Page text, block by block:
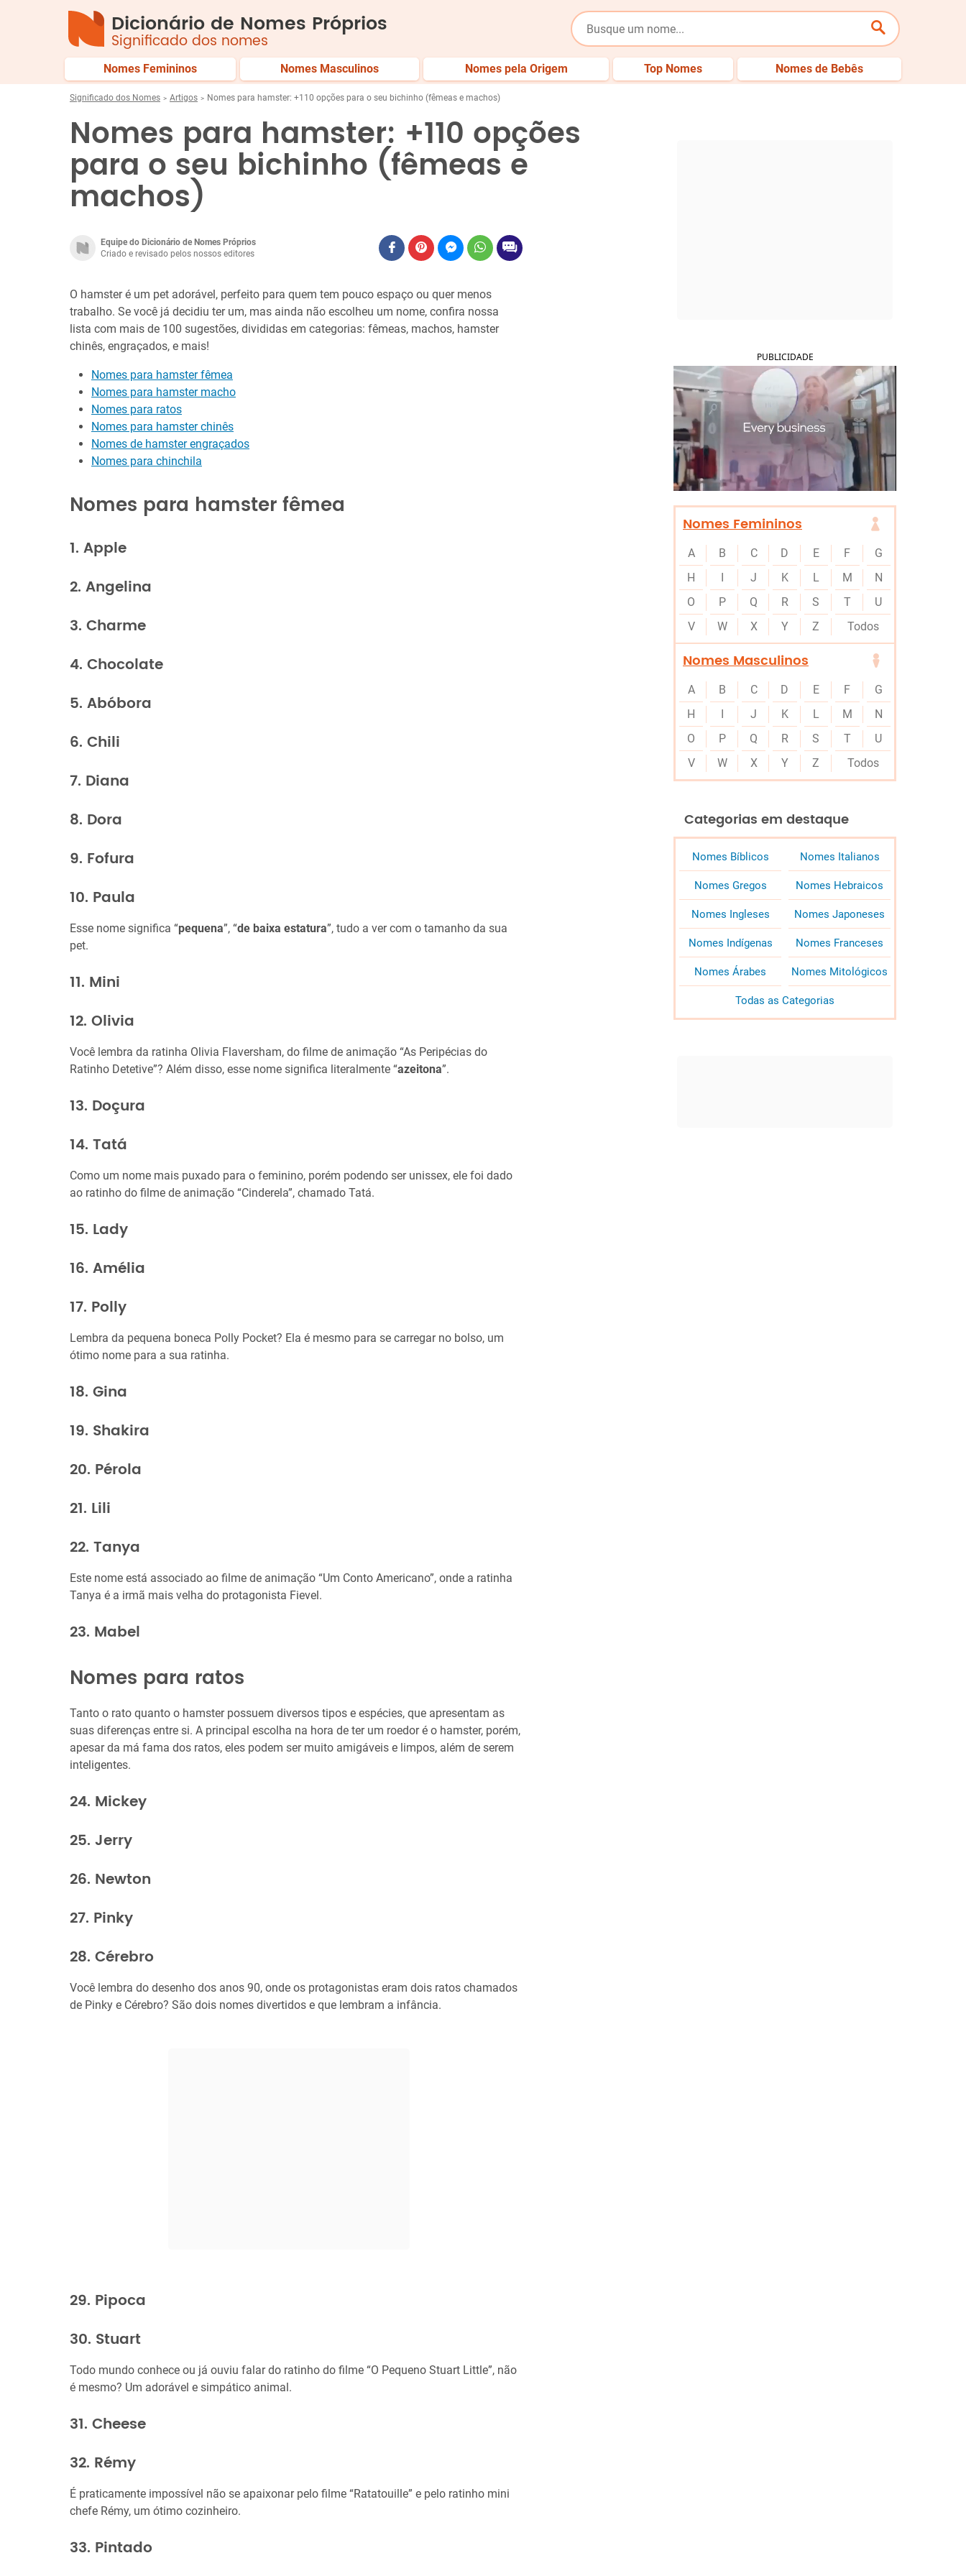
Dicionário de Nomes Próprios
Significado dos nomes
Nomes Femininos Nomes Masculinos Nomes pela Origem Top Nomes Nomes de Bebês
Significado dos Nomes Artigos Nomes para hamster: +110 opções para o seu bichinho (fêmeas e machos)
Nomes para hamster: +110 opções
para o seu bichinho (fêmeas e
machos)
Equipe do Dicionário de Nomes Próprios
Criado e revisado pelos nossos editores
O hamster é um pet adorável, perfeito para quem tem pouco espaço ou quer menos
trabalho. Se você já decidiu ter um, mas ainda não escolheu um nome, confira nossa
lista com mais de 100 sugestões, divididas em categorias: fêmeas, machos, hamster
chinês, engraçados, e mais!
Nomes para hamster fêmea
Nomes para hamster macho
Nomes para ratos
Nomes para hamster chinês
Nomes de hamster engraçados
Nomes para chinchila
Nomes para hamster fêmea
1. Apple
2. Angelina
3. Charme
4. Chocolate
5. Abóbora
6. Chili
7. Diana
8. Dora
9. Fofura
10. Paula
Esse nome significa “pequena”, “de baixa estatura”, tudo a ver com o tamanho da sua
pet.
11. Mini
12. Olivia
Você lembra da ratinha Olivia Flaversham, do filme de animação “As Peripécias do
Ratinho Detetive”? Além disso, esse nome significa literalmente “azeitona”.
13. Doçura
14. Tatá
Como um nome mais puxado para o feminino, porém podendo ser unissex, ele foi dado
ao ratinho do filme de animação “Cinderela”, chamado Tatá.
15. Lady
16. Amélia
17. Polly
Lembra da pequena boneca Polly Pocket? Ela é mesmo para se carregar no bolso, um
ótimo nome para a sua ratinha.
18. Gina
19. Shakira
20. Pérola
21. Lili
22. Tanya
Este nome está associado ao filme de animação “Um Conto Americano”, onde a ratinha
Tanya é a irmã mais velha do protagonista Fievel.
23. Mabel
Nomes para ratos
Tanto o rato quanto o hamster possuem diversos tipos e espécies, que apresentam as
suas diferenças entre si. A principal escolha na hora de ter um roedor é o hamster, porém,
apesar da má fama dos ratos, eles podem ser muito amigáveis e limpos, além de serem
inteligentes.
24. Mickey
25. Jerry
26. Newton
27. Pinky
28. Cérebro
Você lembra do desenho dos anos 90, onde os protagonistas eram dois ratos chamados
de Pinky e Cérebro? São dois nomes divertidos e que lembram a infância.
29. Pipoca
30. Stuart
Todo mundo conhece ou já ouviu falar do ratinho do filme “O Pequeno Stuart Little”, não
é mesmo? Um adorável e simpático animal.
31. Cheese
32. Rémy
É praticamente impossível não se apaixonar pelo filme “Ratatouille” e pelo ratinho mini
chefe Rémy, um ótimo cozinheiro.
33. Pintado
PUBLICIDADE
Nomes Femininos
A B C D E F
G
H
I J K L M
N
O
P Q R S T
U
V
W X Y Z Todos
Nomes Masculinos
A B C D E F
G
H
I J K L M
N
O
P Q R S T
U
V
W X Y Z Todos
Categorias em destaque
Nomes Bíblicos Nomes Italianos
Nomes Gregos Nomes Hebraicos
Nomes Ingleses Nomes Japoneses
Nomes Indígenas Nomes Franceses
Nomes Árabes Nomes Mitológicos
Todas as Categorias